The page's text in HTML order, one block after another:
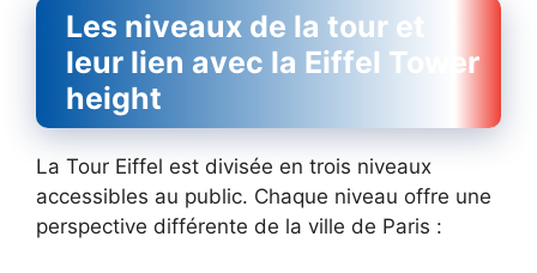
Les niveaux de la tour et
leur lien avec la Eiffel Tower
height
La Tour Eiffel est divisée en trois niveaux
accessibles au public. Chaque niveau offre une
perspective différente de la ville de Paris :